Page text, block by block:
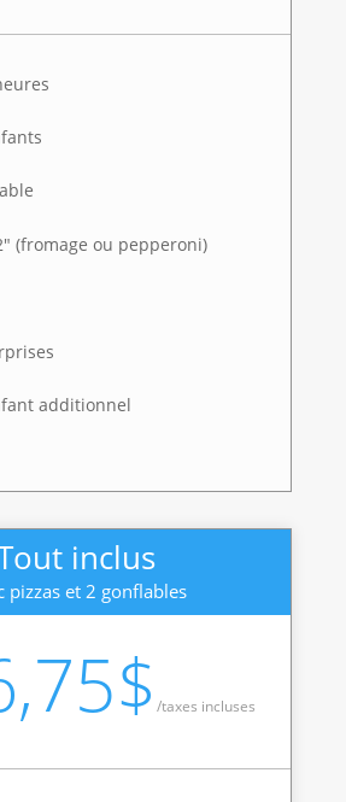
(fromage ou pepperoni)
additionnel
inclus
pizzas et 2 gonflables
/taxes incluses